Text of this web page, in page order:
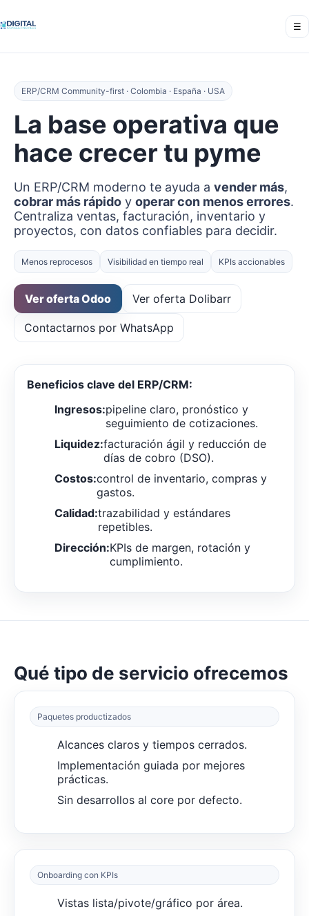
☰
ERP/CRM Community-first · Colombia · España · USA
La base operativa que
hace crecer tu pyme
Un ERP/CRM moderno te ayuda a vender más,
cobrar más rápido y operar con menos errores.
Centraliza ventas, facturación, inventario y
proyectos, con datos confiables para decidir.
Menos reprocesos Visibilidad en tiempo real KPIs accionables
Ver oferta Odoo Ver oferta Dolibarr
Contactarnos por WhatsApp
Beneficios clave del ERP/CRM:
Ingresos:pipeline claro, pronóstico y
seguimiento de cotizaciones.
Liquidez:facturación ágil y reducción de
días de cobro (DSO).
Costos:control de inventario, compras y
gastos.
Calidad:trazabilidad y estándares
repetibles.
Dirección:KPIs de margen, rotación y
cumplimiento.
Qué tipo de servicio ofrecemos
Paquetes productizados
Alcances claros y tiempos cerrados.
Implementación guiada por mejores
prácticas.
Sin desarrollos al core por defecto.
Onboarding con KPIs
Vistas lista/pivote/gráfico por área.